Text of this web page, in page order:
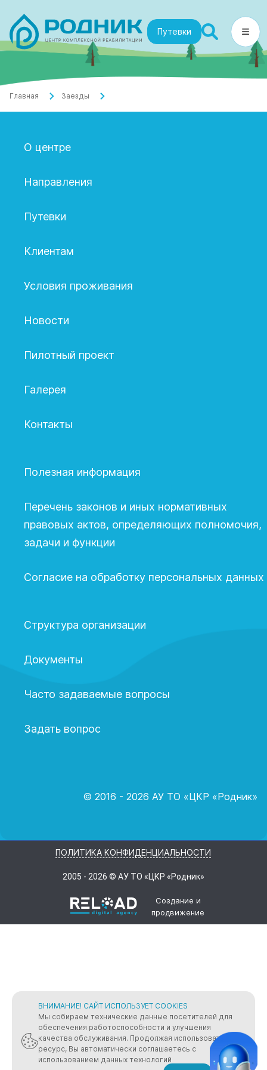
Путевки
Главная Заезды
О центре
Направления
Путевки
Клиентам
Условия проживания
Новости
Пилотный проект
Галерея
Контакты
Полезная информация
Перечень законов и иных нормативных
правовых актов, определяющих полномочия,
задачи и функции
Согласие на обработку персональных данных
Структура организации
Документы
Часто задаваемые вопросы
Задать вопрос
© 2016 - 2026 АУ ТО «ЦКР «Родник»
ВНИМАНИЕ! САЙТ ИСПОЛЬЗУЕТ COOKIES
Мы собираем технические данные посетителей для
обеспечения работоспособности и улучшения
качества обслуживания. Продолжая использовать
ресурс, Вы автоматически соглашаетесь с
использованием данных технологий
ПОЛИТИКА КОНФИДЕНЦИАЛЬНОСТИ
2005 - 2026 © АУ ТО «ЦКР «Родник»
Создание и
продвижение